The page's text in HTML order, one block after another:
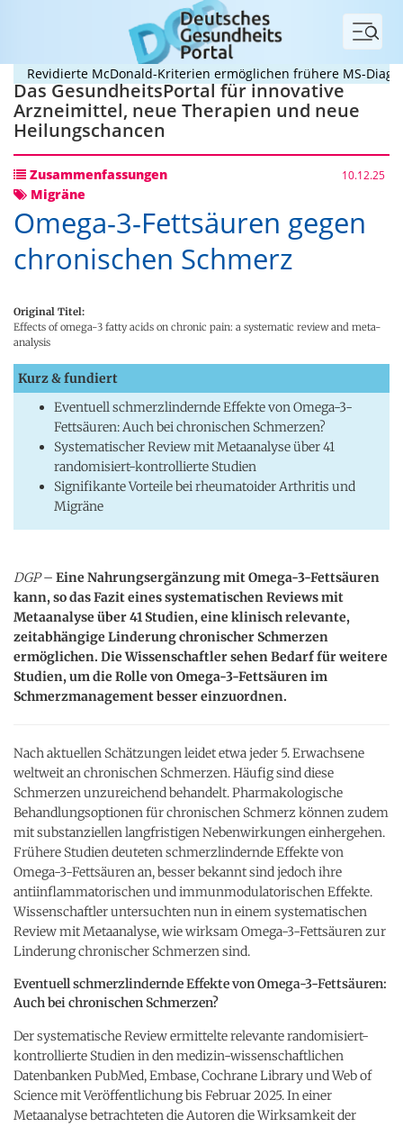
Menü
Revidierte McDonald-Kriterien ermöglichen frühere MS-Diagnose
Das GesundheitsPortal für innovative
Arzneimittel, neue Therapien und neue
Heilungschancen
Zusammenfassungen 10.12.25
Migräne
Omega-3-Fettsäuren gegen
chronischen Schmerz
Original Titel:
Effects of omega-3 fatty acids on chronic pain: a systematic review and meta-
analysis
Kurz & fundiert
Eventuell schmerzlindernde Effekte von Omega-3-
Fettsäuren: Auch bei chronischen Schmerzen?
Systematischer Review mit Metaanalyse über 41
randomisiert-kontrollierte Studien
Signifikante Vorteile bei rheumatoider Arthritis und
Migräne
DGP– Eine Nahrungsergänzung mit Omega-3-Fettsäuren
kann, so das Fazit eines systematischen Reviews mit
Metaanalyse über 41 Studien, eine klinisch relevante,
zeitabhängige Linderung chronischer Schmerzen
ermöglichen. Die Wissenschaftler sehen Bedarf für weitere
Studien, um die Rolle von Omega-3-Fettsäuren im
Schmerzmanagement besser einzuordnen.
Nach aktuellen Schätzungen leidet etwa jeder 5. Erwachsene
weltweit an chronischen Schmerzen. Häufig sind diese
Schmerzen unzureichend behandelt. Pharmakologische
Behandlungsoptionen für chronischen Schmerz können zudem
mit substanziellen langfristigen Nebenwirkungen einhergehen.
Frühere Studien deuteten schmerzlindernde Effekte von
Omega-3-Fettsäuren an, besser bekannt sind jedoch ihre
antiinflammatorischen und immunmodulatorischen Effekte.
Wissenschaftler untersuchten nun in einem systematischen
Review mit Metaanalyse, wie wirksam Omega-3-Fettsäuren zur
Linderung chronischer Schmerzen sind.
Eventuell schmerzlindernde Effekte von Omega-3-Fettsäuren:
Auch bei chronischen Schmerzen?
Der systematische Review ermittelte relevante randomisiert-
kontrollierte Studien in den medizin-wissenschaftlichen
Datenbanken PubMed, Embase, Cochrane Library und Web of
Science mit Veröffentlichung bis Februar 2025. In einer
Metaanalyse betrachteten die Autoren die Wirksamkeit der